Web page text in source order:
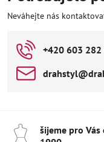
Neváhejte nás
+420 603 282
šijeme pro Vás